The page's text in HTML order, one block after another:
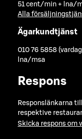
51 cent/min + lna/
Alla
Ägarkundtjänst
010 76 5858
lna/msa
Respons
Responslänkarna
respektive
Skicka respons om